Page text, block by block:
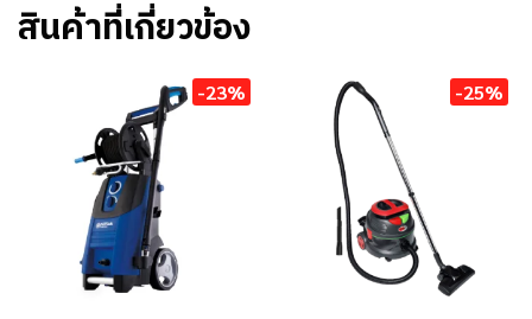
สินค้าที่เกี่ยวข้อง
-23% -25%